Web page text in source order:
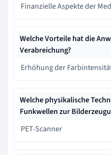
Finanzielle Aspekte der
Welche Vorteile hat die
Verabreichung?
Erhöhung der
Welche physikalische
Funkwellen zur
PET-Scanner